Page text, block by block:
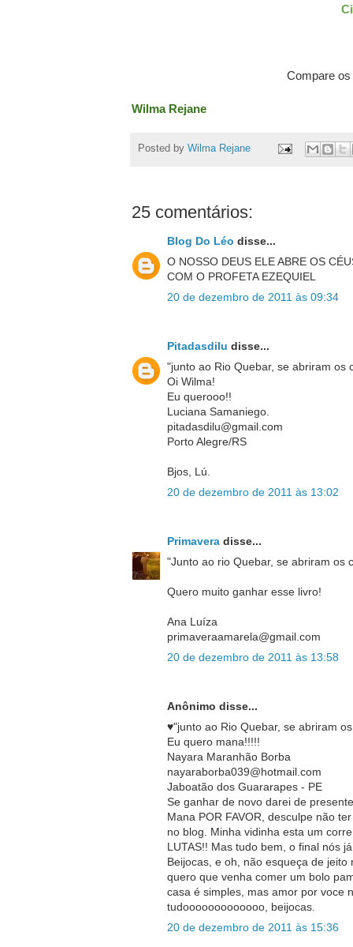
Compare
Wilma Rejane
Posted by Wilma Rejane
25 comentários:
Blog Do Léo disse...
O NOSSO DEUS ELE ABRE OS
COM O PROFETA EZEQUIEL
20 de dezembro de 2011 às 09:34
Pitadasdilu disse...
"junto ao Rio Quebar, se abriram os
Oi Wilma!
Eu querooo!!
Luciana Samaniego.
pitadasdilu@gmail.com
Porto Alegre/RS
Bjos, Lú.
20 de dezembro de 2011 às 13:02
Primaveradisse...
"Junto ao rio Quebar, se abriram os
Quero muito ganhar esse livro!
Ana Luíza
primaveraamarela@gmail.com
20 de dezembro de 2011 às 13:58
Anônimo disse...
♥"junto ao Rio Quebar, se abriram
Eu quero mana!!!!!
Nayara Maranhão Borba
nayaraborba039@hotmail.com
Jaboatão dos Guararapes - PE
Se ganhar de novo darei de
Mana POR FAVOR, desculpe não
no blog. Minha vidinha esta um
LUTAS!! Mas tudo bem, o final nós
Beijocas, e oh, não esqueça de
quero que venha comer um bolo
casa é simples, mas amor por voce
tudooooooooooooo, beijocas.
20 de dezembro de 2011 às 15:36